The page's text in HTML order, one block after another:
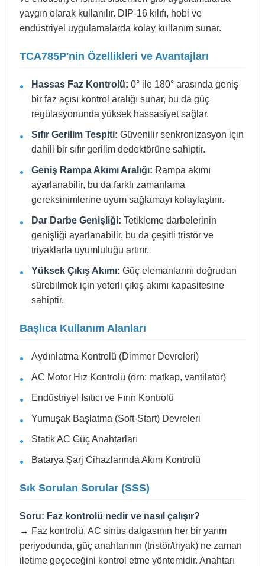
yaygın olarak kullanılır. DIP-16 kılıfı, hobi ve
endüstriyel uygulamalarda kolay kullanım sunar.
TCA785P'nin Özellikleri ve Avantajları
Hassas Faz Kontrolü: 0° ile 180° arasında geniş
bir faz açısı kontrol aralığı sunar, bu da güç
regülasyonunda yüksek hassasiyet sağlar.
Sıfır Gerilim Tespiti: Güvenilir senkronizasyon için
dahili bir sıfır gerilim dedektörüne sahiptir.
Geniş Rampa Akımı Aralığı: Rampa akımı
ayarlanabilir, bu da farklı zamanlama
gereksinimlerine uyum sağlamayı kolaylaştırır.
Dar Darbe Genişliği: Tetikleme darbelerinin
genişliği ayarlanabilir, bu da çeşitli tristör ve
triyaklarla uyumluluğu artırır.
Yüksek Çıkış Akımı: Güç elemanlarını doğrudan
sürebilmek için yeterli çıkış akımı kapasitesine
sahiptir.
Başlıca Kullanım Alanları
Aydınlatma Kontrolü (Dimmer Devreleri)
AC Motor Hız Kontrolü (örn: matkap, vantilatör)
Endüstriyel Isıtıcı ve Fırın Kontrolü
Yumuşak Başlatma (Soft-Start) Devreleri
Statik AC Güç Anahtarları
Batarya Şarj Cihazlarında Akım Kontrolü
Sık Sorulan Sorular (SSS)
Soru: Faz kontrolü nedir ve nasıl çalışır?
→ Faz kontrolü, AC sinüs dalgasının her bir yarım
periyodunda, güç anahtarının (tristör/triyak) ne zaman
iletime geçeceğini kontrol etme yöntemidir. Anahtarı